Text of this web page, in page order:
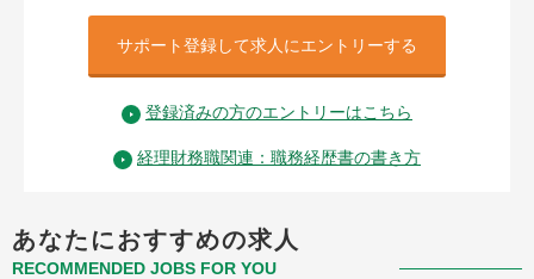
サポート登録して求人にエントリーする
登録済みの方のエントリーはこちら
経理財務職関連：職務経歴書の書き方
あなたにおすすめの求人
RECOMMENDED JOBS FOR YOU